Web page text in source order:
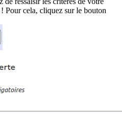
Pour cela, cliquez sur le bouton